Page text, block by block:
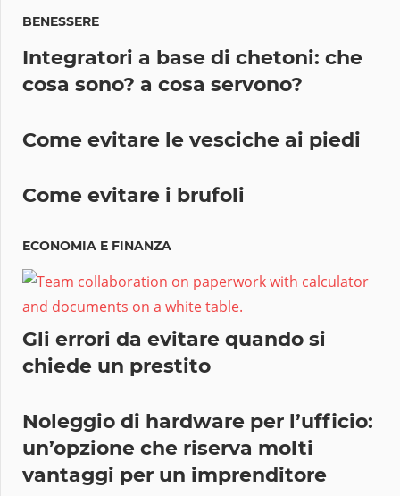
BENESSERE
Integratori a base di chetoni: che
cosa sono? a cosa servono?
Come evitare le vesciche ai piedi
Come evitare i brufoli
ECONOMIA E FINANZA
Gli errori da evitare quando si
chiede un prestito
Noleggio di hardware per l’ufficio:
un’opzione che riserva molti
vantaggi per un imprenditore